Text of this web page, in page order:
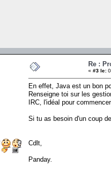
Re :
« #3 le:
En effet, Java est un bon
Renseigne toi sur les
IRC, l'idéal pour
Si tu as besoin d'un coup
Cdlt,
Panday.